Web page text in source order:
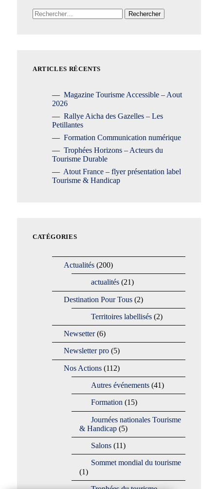
Rechercher :
ARTICLES RÉCENTS
Magazine Tourisme Accessible – Aout
2026
Rallye Aicha des Gazelles – Les
Petillantes
Formation Communication numérique
Trophées Horizons – Acteurs du
Tourisme Durable
Atout France – flyer présentation label
Tourisme & Handicap
CATÉGORIES
Actualités(200)
actualités(21)
Destination Pour Tous(2)
Territoires labellisés(2)
Newsetter(6)
Newsletter pro(5)
Nos Actions(112)
Autres événements(41)
Formation(15)
Journées nationales Tourisme
& Handicap(5)
Salons(11)
Sommet mondial du tourisme
(1)